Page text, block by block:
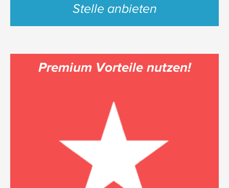
Stelle anbieten
Premium Vorteile nutzen!